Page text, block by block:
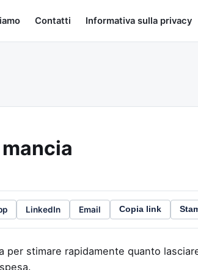
Contatti Informativa sulla privacy
LinkedIn Email Copia link
per stimare rapidamente quanto